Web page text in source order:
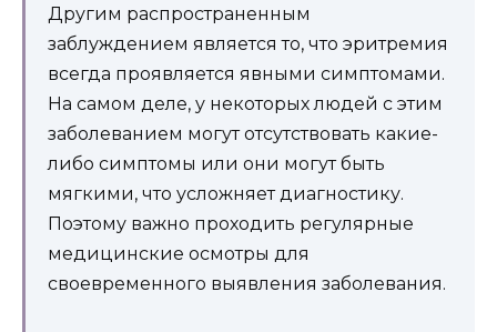
Другим распространенным
заблуждением является то, что эритремия
всегда проявляется явными симптомами.
На самом деле, у некоторых людей с этим
заболеванием могут отсутствовать какие-
либо симптомы или они могут быть
мягкими, что усложняет диагностику.
Поэтому важно проходить регулярные
медицинские осмотры для
своевременного выявления заболевания.